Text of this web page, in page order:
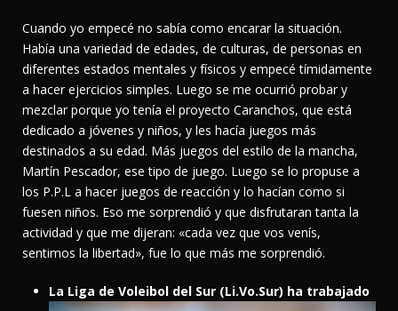
Cuando yo empecé no sabía como encarar la situación.
Había una variedad de edades, de culturas, de personas en
diferentes estados mentales y físicos y empecé tímidamente
a hacer ejercicios simples. Luego se me ocurrió probar y
mezclar porque yo tenía el proyecto Caranchos, que está
dedicado a jóvenes y niños, y les hacía juegos más
destinados a su edad. Más juegos del estilo de la mancha,
Martín Pescador, ese tipo de juego. Luego se lo propuse a
los P.P.L a hacer juegos de reacción y lo hacían como si
fuesen niños. Eso me sorprendió y que disfrutaran tanta la
actividad y que me dijeran: «cada vez que vos venís,
sentimos la libertad», fue lo que más me sorprendió.
La Liga de Voleibol del Sur (Li.Vo.Sur) ha trabajado